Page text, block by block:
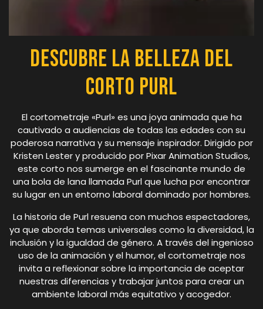
Descubre la Belleza del
Corto Purl
El cortometraje «Purl» es una joya animada que ha
cautivado a audiencias de todas las edades con su
poderosa narrativa y su mensaje inspirador. Dirigido por
Kristen Lester y producido por Pixar Animation Studios,
este corto nos sumerge en el fascinante mundo de
una bola de lana llamada Purl que lucha por encontrar
su lugar en un entorno laboral dominado por hombres.
La historia de Purl resuena con muchos espectadores,
ya que aborda temas universales como la diversidad, la
inclusión y la igualdad de género. A través del ingenioso
uso de la animación y el humor, el cortometraje nos
invita a reflexionar sobre la importancia de aceptar
nuestras diferencias y trabajar juntos para crear un
ambiente laboral más equitativo y acogedor.